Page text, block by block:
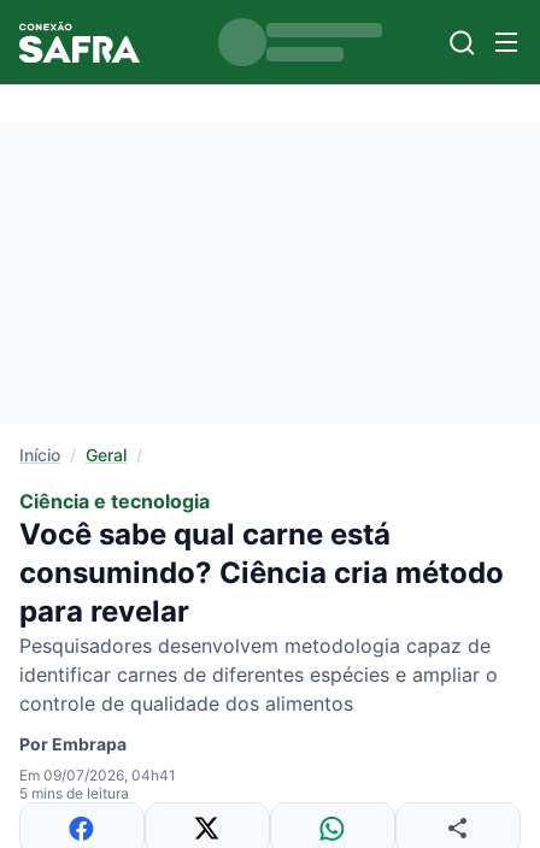
Início / Geral /
Ciência e tecnologia
Você sabe qual carne está
consumindo? Ciência cria método
para revelar
Pesquisadores desenvolvem metodologia capaz de
identificar carnes de diferentes espécies e ampliar o
controle de qualidade dos alimentos
Por Embrapa
Em 09/07/2026, 04h41
5 mins de leitura